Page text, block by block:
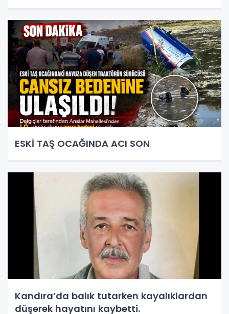
ESKİ TAŞ OCAĞINDA ACI SON
Kandıra’da balık tutarken kayalıklardan
düşerek hayatını kaybetti.